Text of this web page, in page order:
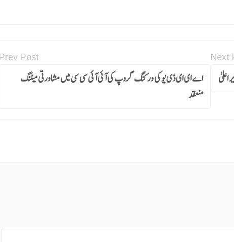
Prev Post
اے ای ای ڈی یو کی ورکنگ گروپ کی آئی آئی سی سی میں مشاورتی میٹنگ
منعقد
Next
اعلیٰ